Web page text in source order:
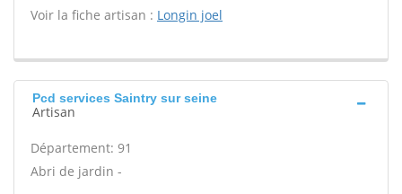
Voir la fiche artisan : Longin joel
Pcd services Saintry sur seine
Artisan
Département: 91
Abri de jardin -